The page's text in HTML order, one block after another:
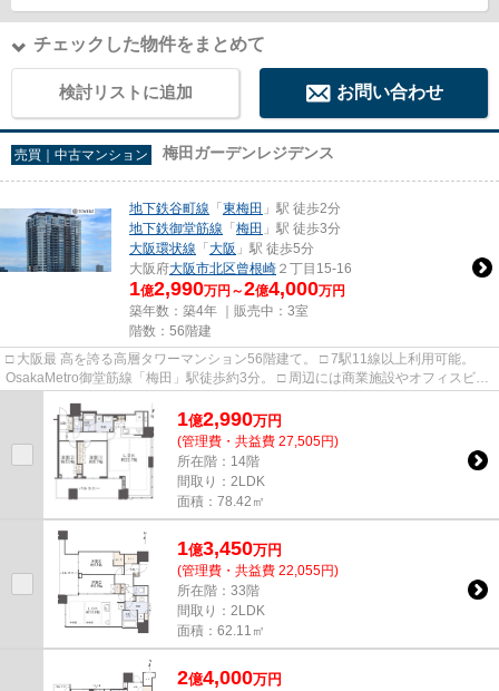
チェックした物件をまとめて
検討リストに追加 お問い合わせ
売買｜中古マンション 梅田ガーデンレジデンス
地下鉄谷町線 「 東梅田 」駅 徒歩2分
地下鉄御堂筋線 「 梅田 」駅 徒歩3分
大阪環状線 「 大阪 」駅 徒歩5分
大阪府大阪市北区曾根崎 ２丁目15-16
1億2,990万円～2億4,000万円
築年数：築4年 ｜販売中： 3室
階数：56階建
□ 大阪最 高を誇る高層タワーマンション56階建て。 □ 7駅11線以上利用可能。
OsakaMetro御堂筋線「梅田」駅徒歩約3分。 □ 周辺には商業施設やオフィスビル
1億2,990万円
(管理費・共益費 27,505円)
所在階：14階
間取り：2LDK
面積：78.42㎡
1億3,450万円
(管理費・共益費 22,055円)
所在階：33階
間取り：2LDK
面積：62.11㎡
2億4,000万円